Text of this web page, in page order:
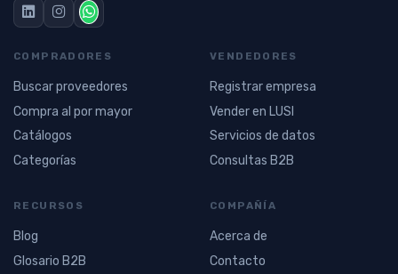
COMPRADORES
Buscar proveedores
Compra al por mayor
Catálogos
Categorías
VENDEDORES
Registrar empresa
Vender en LUSI
Servicios de datos
Consultas B2B
RECURSOS
Blog
Glosario B2B
COMPAÑÍA
Acerca de
Contacto